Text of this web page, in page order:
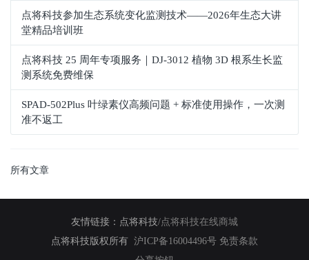
点将科技参加生态系统变化监测技术——2026年生态大讲
堂精品培训班
点将科技 25 周年专项服务｜DJ-3012 植物 3D 根系生长监
测系统免费维保
SPAD‑502Plus 叶绿素仪高频问题 + 标准使用操作，一次测
准不返工
所有文章
友情链接： 点将科技/点将科技在线商城
点将科技版权所有 沪ICP备16004496号 免责条款